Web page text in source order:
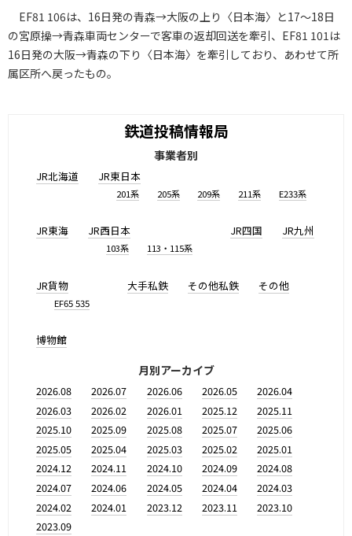
EF81 106は、16日発の青森→大阪の上り〈日本海〉と17～18日
の宮原操→青森車両センターで客車の返却回送を牽引、EF81 101は
16日発の大阪→青森の下り〈日本海〉を牽引しており、あわせて所
属区所へ戻ったもの。
鉄道投稿情報局
事業者別
JR北海道 JR東日本
201系 205系 209系 211系 E233系
JR東海 JR西日本
103系 113・115系
JR四国 JR九州
JR貨物
EF65 535
大手私鉄 その他私鉄 その他
博物館
月別アーカイブ
2026.08 2026.07 2026.06 2026.05
2026.04
2026.03
2026.02 2026.01 2025.12
2025.11
2025.10
2025.09 2025.08 2025.07
2025.06
2025.05
2025.04 2025.03 2025.02
2025.01
2024.12
2024.11 2024.10 2024.09
2024.08
2024.07
2024.06 2024.05 2024.04
2024.03
2024.02
2024.01 2023.12 2023.11
2023.10
2023.09